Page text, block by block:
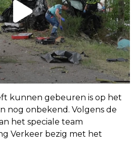
kunnen gebeuren is op het
nog onbekend. Volgens de
het speciale team
Verkeer bezig met het